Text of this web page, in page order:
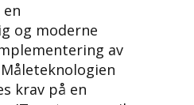
og moderne
av
krav på en